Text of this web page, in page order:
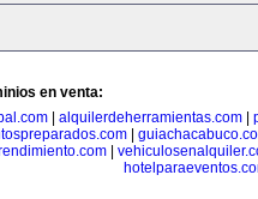
en venta:
| alquilerdeherramientas.com|
|
|